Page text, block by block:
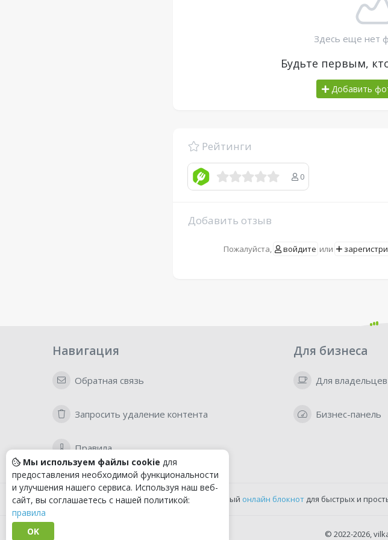
Здесь еще нет
Будьте первым,
Добавить
Рейтинги
0
Добавить отзыв
Пожалуйста, войдите или
Навигация
Обратная связь
Запросить удаление контента
Правила
Для бизнеса
Для
Бизнес-панель
Удобный онлайн блокнотдля быстрых и
© 2022-2026,
Мы используем файлы cookie для
предоставления необходимой функциональности
и улучшения нашего сервиса. Используя наш веб-
сайт, вы соглашаетесь с нашей политикой:
правила
OK